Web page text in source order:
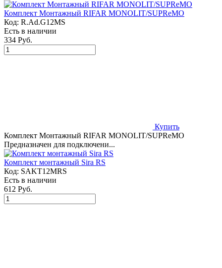
Комплект Монтажный RIFAR MONOLIT/SUPReMO
Код: R.Ad.G12MS
Есть в наличии
334 Руб.
Купить
Комплект Монтажный RIFAR MONOLIT/SUPReMO
Предназначен для подключени...
Комплект монтажный Sira RS
Код: SAKT12MRS
Есть в наличии
612 Руб.